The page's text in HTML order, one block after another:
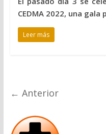
CEDMA 2022, una
Leer más
← Anterior